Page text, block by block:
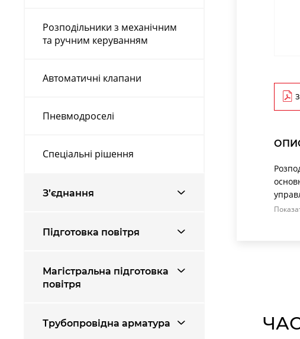
Розподільники з механічним
та ручним керуванням
Автоматичні клапани
Пневмодроселі
Спеціальні рішення
З’єднання
Підготовка повітря
Магістральна підготовка
повітря
Трубопровідна арматура